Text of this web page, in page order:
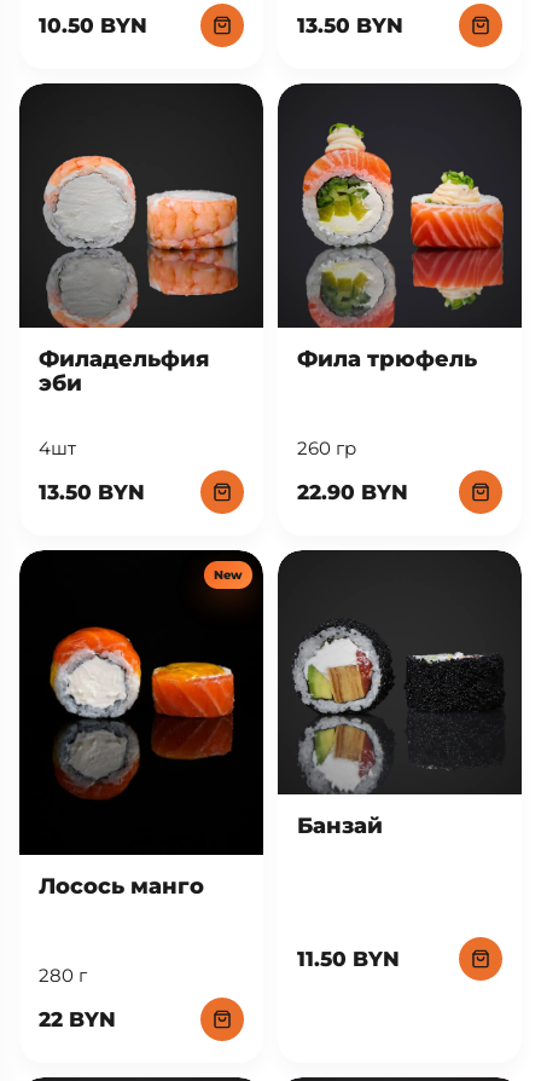
10.50 BYN 13.50 BYN
Филадельфия
эби
4шт
13.50 BYN
Фила трюфель
260 гр
22.90 BYN
New
Лосось манго
280 г
22 BYN
Банзай
11.50 BYN